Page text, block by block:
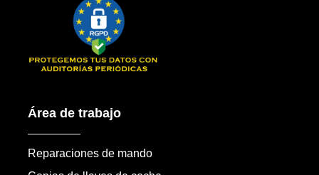
Área de trabajo
Reparaciones de mando